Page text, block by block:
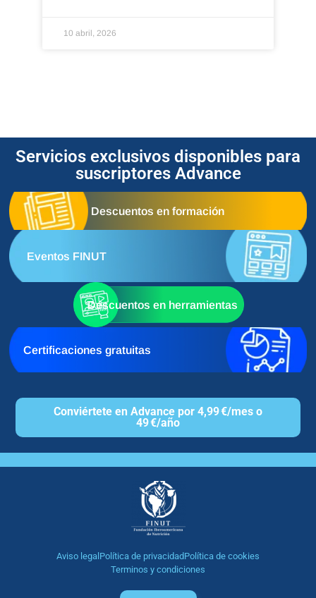
10 abril, 2026
Servicios exclusivos disponibles para
suscriptores Advance
Descuentos en formación
Eventos FINUT
Descuentos en herramientas
Certificaciones gratuitas
Conviértete en Advance por 4,99 €/mes o
49 €/año
Aviso legal Política de privacidadPolítica de cookies
Terminos y condiciones